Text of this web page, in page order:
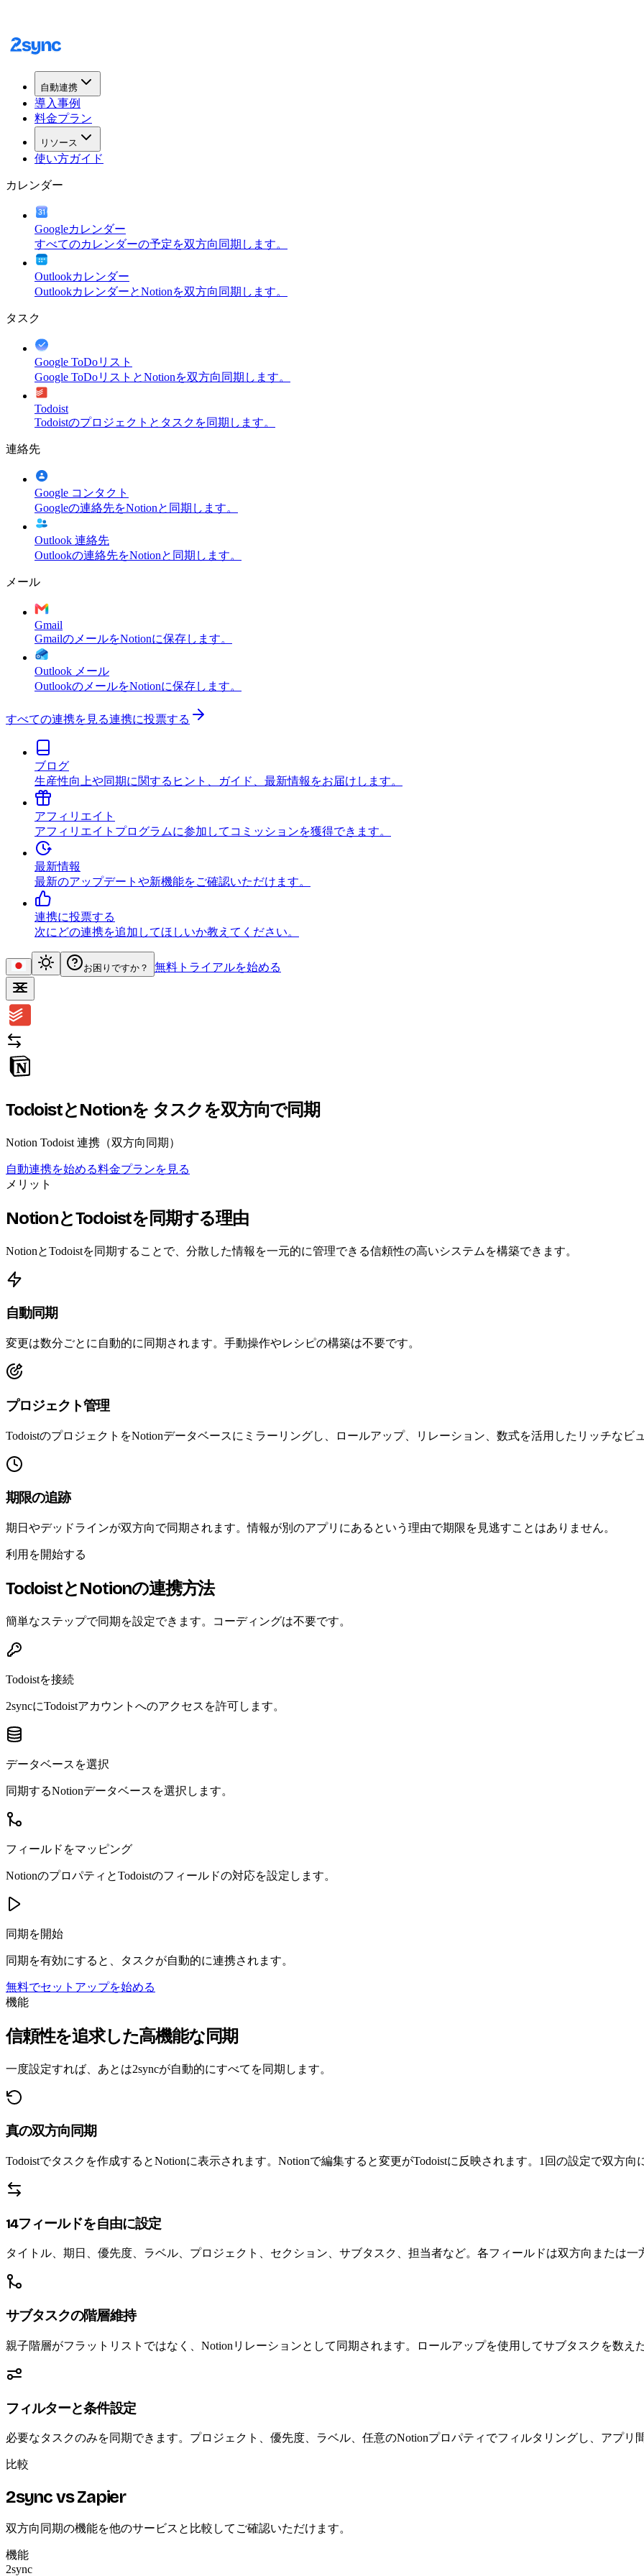
自動連携
導入事例
料金プラン
リソース
使い方ガイド
カレンダー
Googleカレンダー
すべてのカレンダーの予定を双方向同期します。
Outlookカレンダー
OutlookカレンダーとNotionを双方向同期します。
タスク
Google ToDoリスト
Google ToDoリストとNotionを双方向同期します。
Todoist
Todoistのプロジェクトとタスクを同期します。
連絡先
Google コンタクト
Googleの連絡先をNotionと同期します。
Outlook 連絡先
Outlookの連絡先をNotionと同期します。
メール
Gmail
GmailのメールをNotionに保存します。
Outlook メール
OutlookのメールをNotionに保存します。
すべての連携を見る連携に投票する
ブログ
生産性向上や同期に関するヒント、ガイド、最新情報をお届けします。
アフィリエイト
アフィリエイトプログラムに参加してコミッションを獲得できます。
最新情報
最新のアップデートや新機能をご確認いただけます。
連携に投票する
次にどの連携を追加してほしいか教えてください。
お困りですか？ 無料トライアルを始める
TodoistとNotionを タスクを双方向で同期
Notion Todoist 連携（双方向同期）
自動連携を始める料金プランを見る
メリット
NotionとTodoistを同期する理由
NotionとTodoistを同期することで、分散した情報を一元的に管理できる信頼性の高いシステムを構築できます。
自動同期
変更は数分ごとに自動的に同期されます。手動操作やレシピの構築は不要です。
プロジェクト管理
TodoistのプロジェクトをNotionデータベースにミラーリングし、ロールアップ、リレーション、数式を活用したリッチなビ
期限の追跡
期日やデッドラインが双方向で同期されます。情報が別のアプリにあるという理由で期限を見逃すことはありません。
利用を開始する
TodoistとNotionの連携方法
簡単なステップで同期を設定できます。コーディングは不要です。
Todoistを接続
2syncにTodoistアカウントへのアクセスを許可します。
データベースを選択
同期するNotionデータベースを選択します。
フィールドをマッピング
NotionのプロパティとTodoistのフィールドの対応を設定します。
同期を開始
同期を有効にすると、タスクが自動的に連携されます。
無料でセットアップを始める
機能
信頼性を追求した高機能な同期
一度設定すれば、あとは2syncが自動的にすべてを同期します。
真の双方向同期
Todoistでタスクを作成するとNotionに表示されます。Notionで編集すると変更がTodoistに反映されます。1回の設定で双方向
14フィールドを自由に設定
タイトル、期日、優先度、ラベル、プロジェクト、セクション、サブタスク、担当者など。各フィールドは双方向または一
サブタスクの階層維持
親子階層がフラットリストではなく、Notionリレーションとして同期されます。ロールアップを使用してサブタスクを数え
フィルターと条件設定
必要なタスクのみを同期できます。プロジェクト、優先度、ラベル、任意のNotionプロパティでフィルタリングし、アプリ
比較
2sync vs Zapier
双方向同期の機能を他のサービスと比較してご確認いただけます。
機能
2sync